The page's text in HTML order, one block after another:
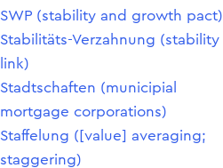
SWP (stability and growth pact)
Stabilitäts-Verzahnung (stability
link)
Stadtschaften (municipial
mortgage corporations)
Staffelung ([value] averaging;
staggering)